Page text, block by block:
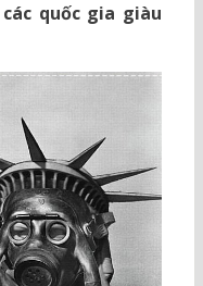
quốc gia giàu